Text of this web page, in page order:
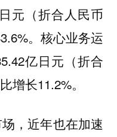
元（折合人民币
。核心业务运
亿日元（折合
增长11.2%。
，近年也在加速